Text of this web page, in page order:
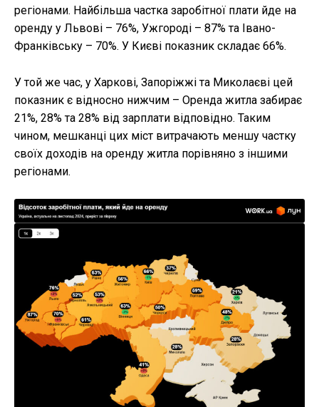
регіонами. Найбільша частка заробітної плати йде на
оренду у Львові – 76%, Ужгороді – 87% та Івано-
Франківську – 70%. У Києві показник складає 66%.
У той же час, у Харкові, Запоріжжі та Миколаєві цей
показник є відносно нижчим – Оренда житла забирає
21%, 28% та 28% від зарплати відповідно. Таким
чином, мешканці цих міст витрачають меншу частку
своїх доходів на оренду житла порівняно з іншими
регіонами.